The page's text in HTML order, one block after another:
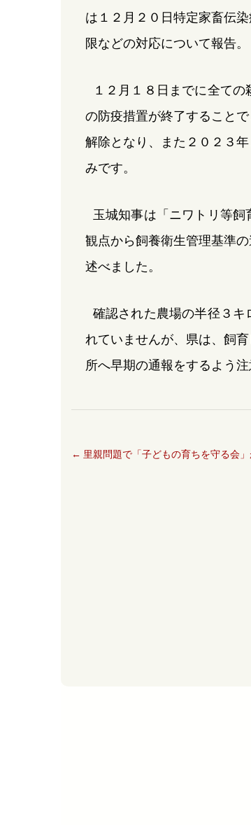
は１２月２０日特定家畜伝
限などの対応について報告。
１２月１８日までに全て
の防疫措置が終了すること
解除となり、また２０２３
みです。
玉城知事は「ニワトリ等
観点から飼養衛生管理基準
述べました。
確認された農場の半径３
れていませんが、県は、飼
所へ早期の通報をするよう注
← 里親問題で「子どもの育ちを守る会